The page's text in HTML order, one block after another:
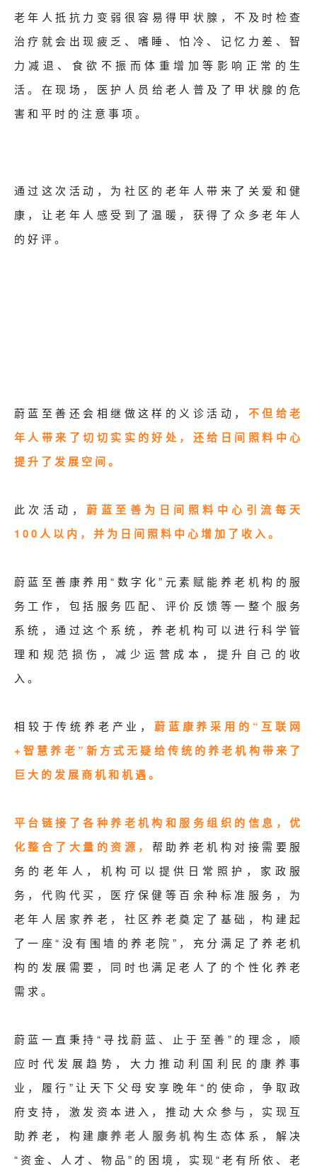
老年人抵抗 力变弱很容易得甲状腺，不及时检查
治疗就会出现疲乏、嗜睡、怕冷、记忆力差、智
力减退、食欲不振而体重增加等影响正常的生
活。 在现场，医护人员给老人普及了甲状腺的危
害和平时的注意事项。
通过这次活动，为社区的老年人带来了关爱和健
康，让老年人感受到了温暖，获得了众多老年人
的好评。
蔚蓝至善还会相继做这样的义诊活动， 不但给老
年人带来了切切实实的好处，还给日间照料中心
提升了发展空间。
此次活动，蔚蓝至善为日间照料中心引流每天
100人以内，并为日间照料中心增加了收入。
蔚蓝至善康养用“数字化”元素赋能养老机构的服
务工作，包括服务匹配、评价反馈等一整个服务
系统，通过这个系统，养老机构可以进行科学管
理和规范损伤，减少运营成本，提升自己的收
入。
相较于传统养老产业， 蔚蓝康养采用的“互联网
+智慧养老”新方式无疑给传统的养老机构带来了
巨大的发展商机和机遇。
平台链接了各种养老机构和服务组织的信息，优
化整合了大量的资源， 帮助养老机构对接需要服
务的老年人，机构可以提供日常照护，家政服
务，代购代买，医疗保健等百余种标准服务，为
老年人居家养老，社区养老奠定了基础，构建起
了一座“没有围墙的养老院”，充分满足了养老机
构的发展需要，同时也满足老人了的个性化养老
需求。
蔚蓝一直秉持“寻找蔚蓝、止于至善”的理念，顺
应时代发展趋势，大力推动利国利民的康养事
业，履行”让天下父母安享晚年“的使命，争取政
府支持，激发资本进入，推动大众参与，实现互
助养老，构建 康养老人服务机构 生态体系，解决
“资金、人才、物品”的困境，实现“老有所依、老